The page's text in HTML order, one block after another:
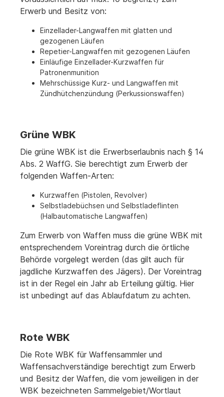
Erwerb und Besitz von:
Einzellader-Langwaffen mit glatten und
gezogenen Läufen
Repetier-Langwaffen mit gezogenen Läufen
Einläufige Einzellader-Kurzwaffen für
Patronenmunition
Mehrschüssige Kurz- und Langwaffen mit
Zündhütchenzündung (Perkussionswaffen)
Grüne WBK
Die grüne WBK ist die Erwerbserlaubnis nach § 14
Abs. 2 WaffG. Sie berechtigt zum Erwerb der
folgenden Waffen-Arten:
Kurzwaffen (Pistolen, Revolver)
Selbstladebüchsen und Selbstladeflinten
(Halbautomatische Langwaffen)
Zum Erwerb von Waffen muss die grüne WBK mit
entsprechendem Voreintrag durch die örtliche
Behörde vorgelegt werden (das gilt auch für
jagdliche Kurzwaffen des Jägers). Der Voreintrag
ist in der Regel ein Jahr ab Erteilung gültig. Hier
ist unbedingt auf das Ablaufdatum zu achten.
Rote WBK
Die Rote WBK für Waffensammler und
Waffensachverständige berechtigt zum Erwerb
und Besitz der Waffen, die vom jeweiligen in der
WBK bezeichneten Sammelgebiet/Wortlaut